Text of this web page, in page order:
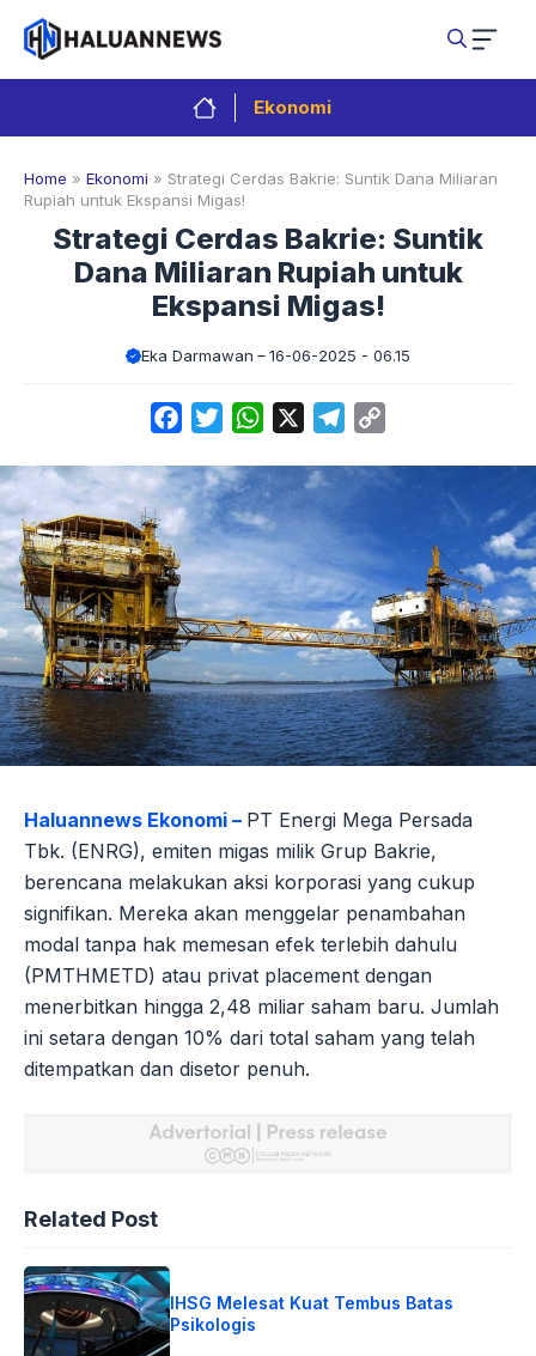
Langsung
isi
Ekonomi
Home » Ekonomi » Strategi Cerdas Bakrie: Suntik Dana Miliaran
Rupiah untuk Ekspansi Migas!
Strategi Cerdas Bakrie: Suntik
Dana Miliaran Rupiah untuk
Ekspansi Migas!
Eka Darmawan 16-06-2025 - 06.15
FacebookTwitterWhatsApp Telegram
Haluannews Ekonomi – PT Energi Mega Persada
Tbk. (ENRG), emiten migas milik Grup Bakrie,
berencana melakukan aksi korporasi yang cukup
signifikan. Mereka akan menggelar penambahan
modal tanpa hak memesan efek terlebih dahulu
(PMTHMETD) atau privat placement dengan
menerbitkan hingga 2,48 miliar saham baru. Jumlah
ini setara dengan 10% dari total saham yang telah
ditempatkan dan disetor penuh.
Related Post
IHSG Melesat Kuat Tembus Batas
Psikologis